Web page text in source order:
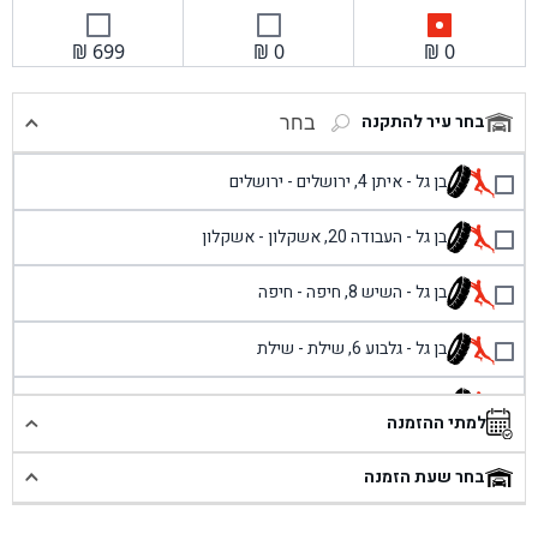
₪ 0
₪ 0
₪ 699
בחר עיר להתקנה בחר
בן גל - איתן 4, ירושלים - ירושלים
בן גל - העבודה 20, אשקלון - אשקלון
בן גל - השיש 8, חיפה - חיפה
בן גל - גלבוע 6, שילת - שילת
בן גל - פוריידיס, כניסה צפונית מול כביש 4 - פרדיס
בן גל - שכונת אזור תעשייה זעירה, עיילבון - עיילבון
למתי ההזמנה
בחר שעת הזמנה